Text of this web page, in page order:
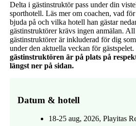
Delta i gästinstruktör pass under din
sporthotell. Läs mer om coachen, vad
bjuda på och vilka hotell han gästar
gästinstruktörer krävs ingen anmälan.
gästinstruktörer är inkluderad för dig
under den aktuella veckan för gästspelet.
gästinstruktören är på plats på
längst ner på sidan.
Datum & hotell
18-25 aug, 2026, Playitas